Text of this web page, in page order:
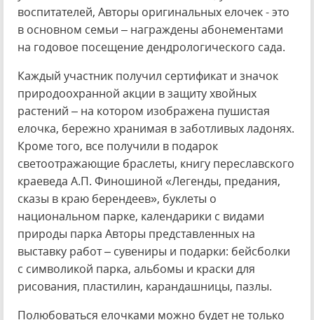
воспитателей, Авторы оригинальных елочек - это
в основном семьи – награждены абонементами
на годовое посещение дендрологического сада.
Каждый участник получил сертификат и значок
природоохранной акции в защиту хвойных
растений – на котором изображена пушистая
елочка, бережно хранимая в заботливых ладонях.
Кроме того, все получили в подарок
светоотражающие браслеты, книгу переславского
краеведа А.П. Финошиной «Легенды, предания,
сказы в краю берендеев», буклеты о
национальном парке, календарики с видами
природы парка Авторы представленных на
выставку работ – сувениры и подарки: бейсболки
с символикой парка, альбомы и краски для
рисования, пластилин, карандашницы, пазлы.
Полюбоваться елочками можно будет не только